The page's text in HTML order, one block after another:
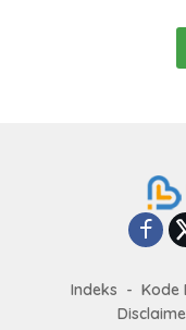
Indeks Kode